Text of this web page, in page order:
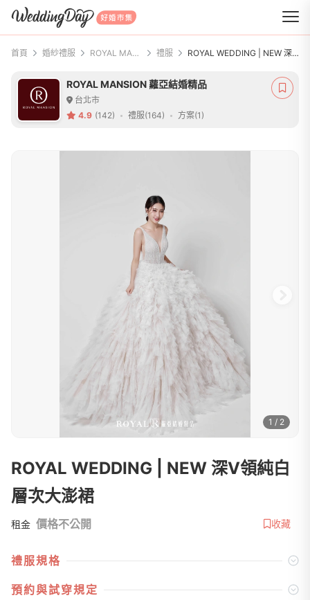
WeddingDay 好婚市集
首頁 婚紗禮服 ROYAL MANSION 蘿亞結婚精品 禮服 ROYAL WEDDING | NEW 深V領純白層次大澎裙
ROYAL MANSION 蘿亞結婚精品
台北市
4.9 (142) 禮服(164) 方案(1)
1 / 2
ROYAL WEDDING | NEW 深V領純白
層次大澎裙
租金 價格不公開 收藏
禮服規格
預約與試穿規定